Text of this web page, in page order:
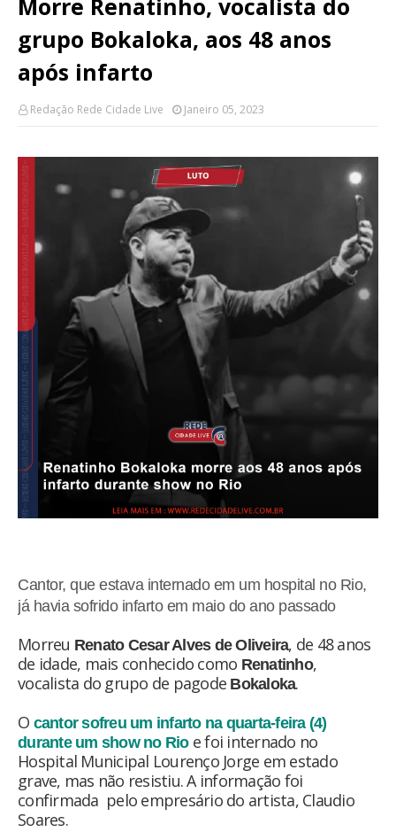
Morre Renatinho, vocalista do
grupo Bokaloka, aos 48 anos
após infarto
Redação Rede Cidade Live Janeiro 05, 2023
Cantor, que estava internado em um hospital no Rio,
já havia sofrido infarto em maio do ano passado
Morreu Renato Cesar Alves de Oliveira, de 48 anos
de idade, mais conhecido como Renatinho,
vocalista do grupo de pagode Bokaloka.
O cantor sofreu um infarto na quarta-feira (4)
durante um show no Rioe foi internado no
Hospital Municipal Lourenço Jorge em estado
grave, mas não resistiu. A informação foi
confirmada pelo empresário do artista, Claudio
Soares.